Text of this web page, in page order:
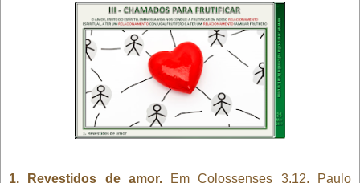
1. Revestidos de amor.Em Colossenses 3.12, Paulo